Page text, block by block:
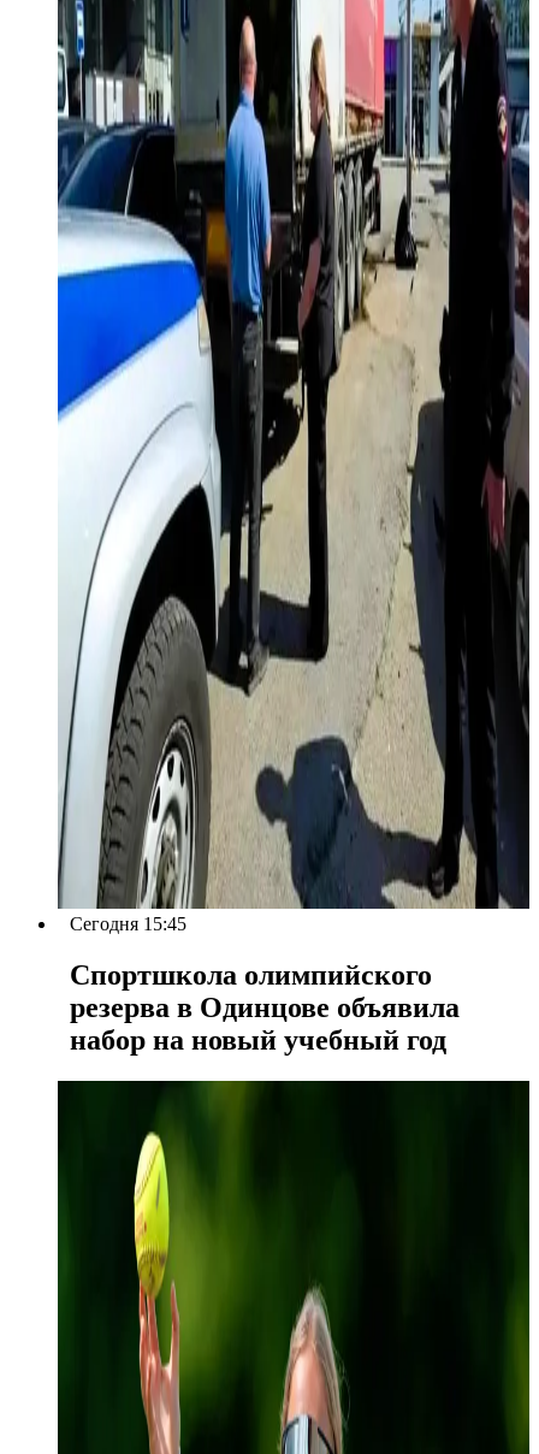
Сегодня 15:45
Спортшкола олимпийского
резерва в Одинцове объявила
набор на новый учебный год